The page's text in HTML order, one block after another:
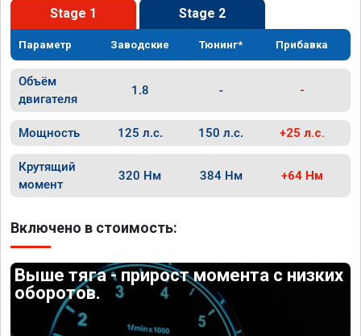
Stage 1 Stage 2
Параметр Заводские Тюнинг* Прибавка
Объём
двигателя
1.8 - -
Мощность 125 л.с. 150 л.с. +25 л.с.
Крутящий
момент
320 Нм 384 Нм +64 Нм
Включено в стоимость:
Выше тяга - прирост момента с низких
оборотов.